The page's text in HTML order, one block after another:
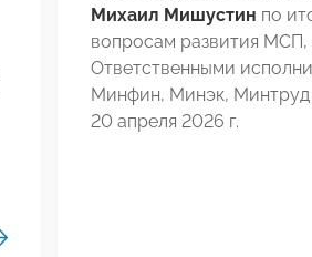
Михаил Мишустин по
вопросам развития
Ответственными
Минфин, Минэк,
20 апреля 2026 г.